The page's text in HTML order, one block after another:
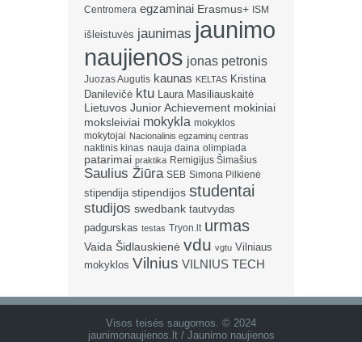
Centromera egzaminai Erasmus+ ISM
išleistuvės jaunimas jaunimo
naujienos jonas petronis
Juozas Augutis kaunas KELTAS Kristina
Danilevičė ktu
Laura Masiliauskaitė
Lietuvos Junior Achievement mokiniai
moksleiviai mokykla mokyklos
mokytojai Nacionalinis egzaminų centras
naktinis kinas nauja daina olimpiada
patarimai praktika Remigijus Šimašius
Saulius Žiūra SEB Simona Pilkienė
stipendija stipendijos studentai
studijos swedbank tautvydas
padgurskas testas Tryon.lt urmas
Vaida Šidlauskienė vdu vgtu Vilniaus
mokyklos Vilnius VILNIUS TECH
Visos teisės saugomos. © 2024
jaunimonaujienos.lt / Jaunimo naujienos